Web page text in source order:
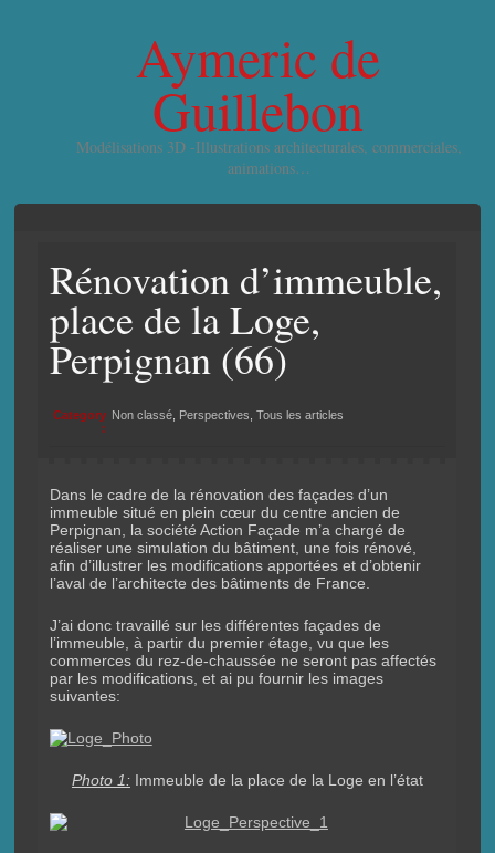
Aymeric de
Guillebon
Modélisations 3D -Illustrations architecturales, commerciales,
animations…
Rénovation d’immeuble,
place de la Loge,
Perpignan (66)
Category
:
Non classé Perspectives ,Tous les articles
Dans le cadre de la rénovation des façades d’un
immeuble situé en plein cœur du centre ancien de
Perpignan, la société Action Façade m’a chargé de
réaliser une simulation du bâtiment, une fois rénové,
afin d’illustrer les modifications apportées et d’obtenir
l’aval de l’architecte des bâtiments de France.
J’ai donc travaillé sur les différentes façades de
l’immeuble, à partir du premier étage, vu que les
commerces du rez-de-chaussée ne seront pas affectés
par les modifications, et ai pu fournir les images
suivantes:
Photo 1:Immeuble de la place de la Loge en l’état